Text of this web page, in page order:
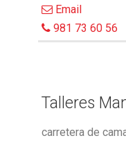
Email
981 73 60 56
Talleres
carretera de